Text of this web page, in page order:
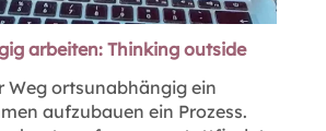
arbeiten: Thinking outside
Weg ortsunabhängig ein
aufzubauen ein Prozess.